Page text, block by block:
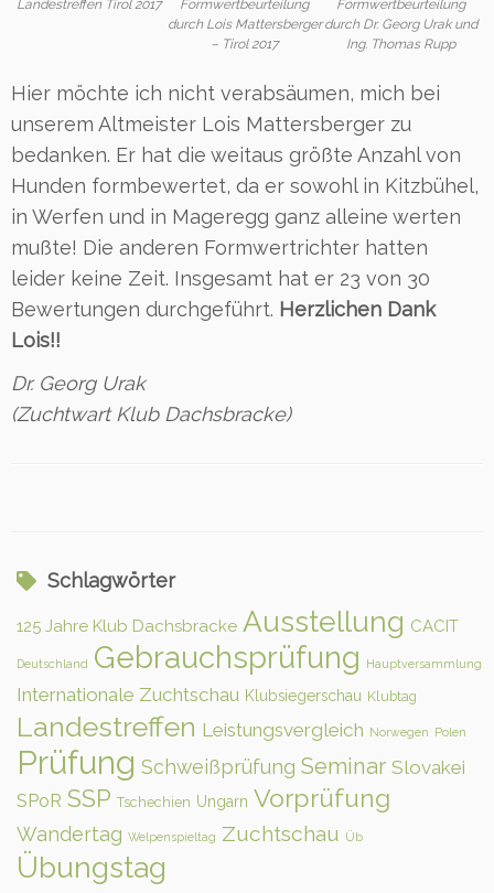
Landestreffen Tirol 2017
Formwertbeurteilung
durch Lois Mattersberger
– Tirol 2017
Formwertbeurteilung
durch Dr. Georg Urak und
Ing. Thomas Rupp
Hier möchte ich nicht verabsäumen, mich bei
unserem Altmeister Lois Mattersberger zu
bedanken. Er hat die weitaus größte Anzahl von
Hunden formbewertet, da er sowohl in Kitzbühel,
in Werfen und in Mageregg ganz alleine werten
mußte! Die anderen Formwertrichter hatten
leider keine Zeit. Insgesamt hat er 23 von 30
Bewertungen durchgeführt. Herzlichen Dank
Lois!!
Dr. Georg Urak
(Zuchtwart Klub Dachsbracke)
Schlagwörter
125 Jahre Klub Dachsbracke Ausstellung CACIT
Deutschland Gebrauchsprüfung Hauptversammlung
Internationale Zuchtschau Klubsiegerschau Klubtag
Landestreffen Leistungsvergleich Norwegen Polen
Prüfung Schweißprüfung Seminar Slovakei
SPoR SSP Tschechien Ungarn Vorprüfung
Wandertag Welpenspieltag Zuchtschau Üb
Übungstag